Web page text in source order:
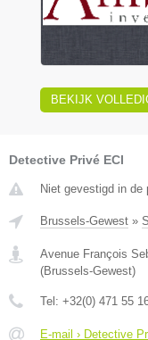
BEKIJK
Detective Privé ECI
Niet gevestigd in de
Brussels-Gewest »
Avenue François
(Brussels-Gewest)
Tel: +32(0) 471 55
E-mail › Detective